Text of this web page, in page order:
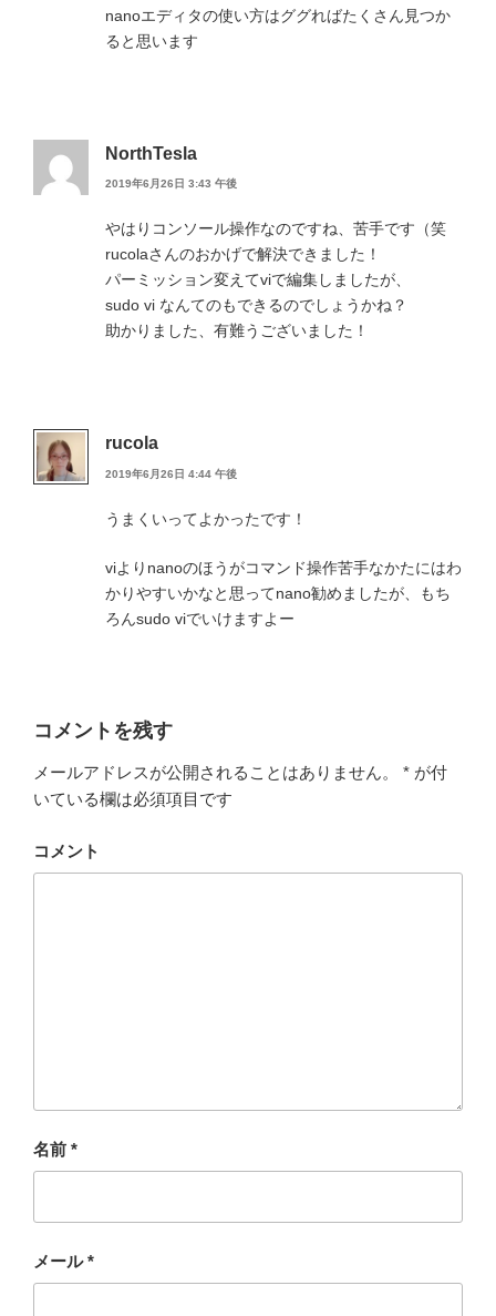
nanoエディタの使い方はググればたくさん見つか
ると思います
NorthTesla
2019年6月26日 3:43 午後
やはりコンソール操作なのですね、苦手です（笑
rucolaさんのおかげで解決できました！
パーミッション変えてviで編集しましたが、
sudo vi なんてのもできるのでしょうかね？
助かりました、有難うございました！
rucola
2019年6月26日 4:44 午後
うまくいってよかったです！
viよりnanoのほうがコマンド操作苦手なかたにはわ
かりやすいかなと思ってnano勧めましたが、もち
ろんsudo viでいけますよー
コメントを残す
メールアドレスが公開されることはありません。 * が付
いている欄は必須項目です
コメント
名前 *
メール*